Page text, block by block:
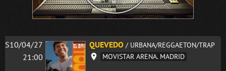
S10/04/27
21:00
QUEVEDO / URBANA/REGGAETON/TRAP
MOVISTAR ARENA. MADRID